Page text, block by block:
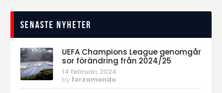
Senaste nyheter
UEFA Champions League genomgår
sor förändring från 2024/25
14 februari, 2024
by forzamondo